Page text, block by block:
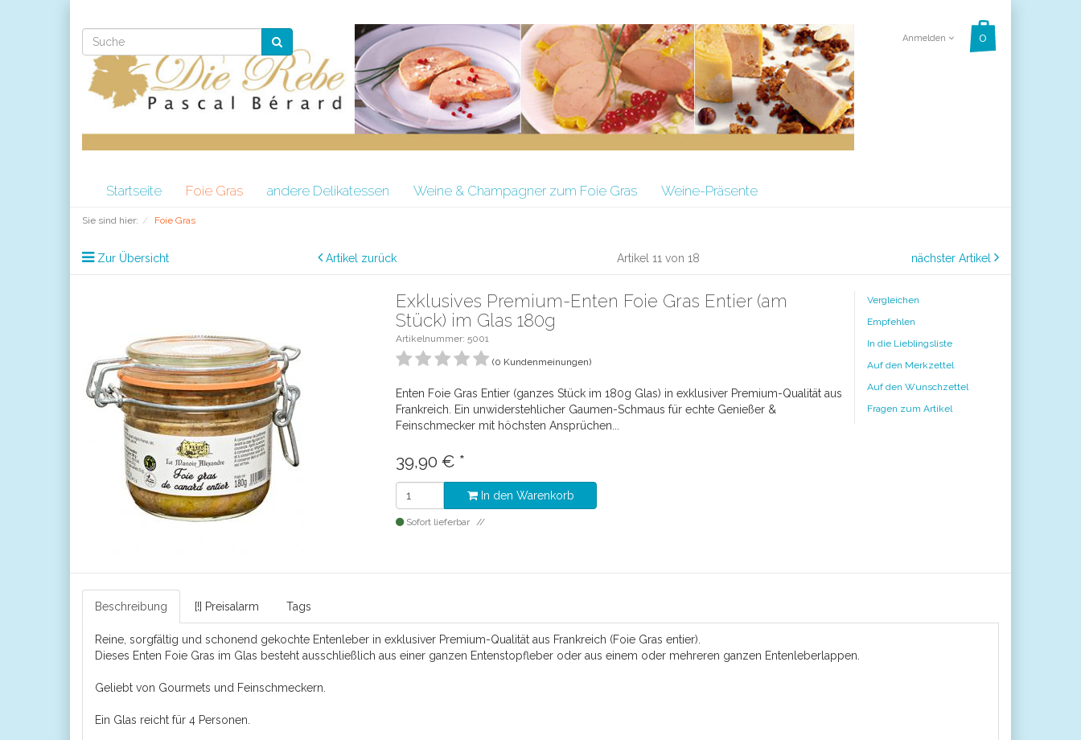
Anmelden
Startseite Foie Gras andere Delikatessen Weine & Champagner zum Foie Gras Weine-Präsente
Sie sind hier: Foie Gras
Zur Übersicht Artikel zurück Artikel 11 von 18 nächster Artikel
Exklusives Premium-Enten Foie Gras Entier (am
Stück) im Glas 180g
Artikelnummer: 5001
(0 Kundenmeinungen)
Enten Foie Gras Entier (ganzes Stück im 180g Glas) in exklusiver Premium-Qualität aus
Frankreich. Ein unwiderstehlicher Gaumen-Schmaus für echte Genießer &
Feinschmecker mit höchsten Ansprüchen...
39,90 € *
In den Warenkorb
Sofort lieferbar
Vergleichen
Empfehlen
In die Lieblingsliste
Auf den Merkzettel
Auf den Wunschzettel
Fragen zum Artikel
Beschreibung [!] Preisalarm Tags
Reine, sorgfältig und schonend gekochte Entenleber in exklusiver Premium-Qualität aus Frankreich (Foie Gras entier).
Dieses Enten Foie Gras im Glas besteht ausschließlich aus einer ganzen Entenstopfleber oder aus einem oder mehreren ganzen Entenleberlappen.
Geliebt von Gourmets und Feinschmeckern.
Ein Glas reicht für 4 Personen.